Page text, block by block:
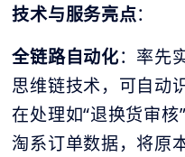
技术与服务亮点：
全链路自动化：率先
思维链技术，可自动
在处理如“退换货审
淘系订单数据，将原